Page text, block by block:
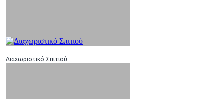
Διαχωριστικό Σπιτιού